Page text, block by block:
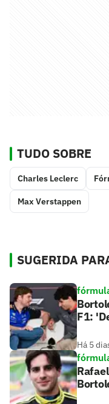
TUDO SOBRE
Charles Leclerc
Max Verstappen
SUGERIDA
F1:
Há 5